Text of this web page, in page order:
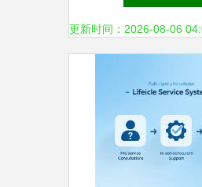
通”一站搞
更新时间：2026-08-06